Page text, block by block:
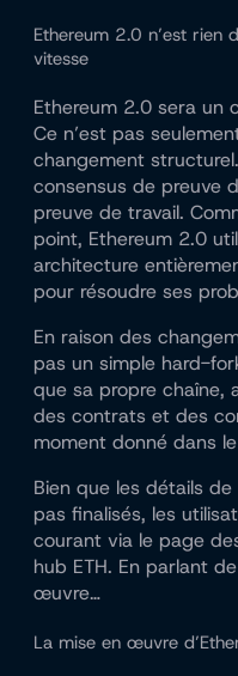
Ethereum 2.0 n’est rien
vitesse
Ethereum 2.0 sera un
Ce n’est pas
changement
consensus de preuve
preuve de travail.
point, Ethereum 2.0
architecture
pour résoudre ses
En raison des
pas un simple hard-
que sa propre chaîne,
des contrats et des
moment donné dans
Bien que les détails
pas finalisés, les
courant via le page
hub ETH. En parlant
œuvre…
La mise en œuvre